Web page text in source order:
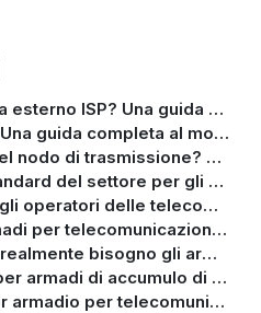
Che cos'è un armadio da esterno ISP? Una guida completa per le reti in fibra e a banda larga
Cos'è un indirizzo MIB? Una guida completa al monitoraggio SNMP per apparecchiature di telecomunicazioni esterne
Che cos'è un armadio del nodo di trasmissione? Componenti, applicazioni e guida alla progettazione
Perché RAL7035 è lo standard del settore per gli armadi per telecomunicazioni e accumulo di energia per esterni
In che modo l'FSU aiuta gli operatori delle telecomunicazioni a risparmiare ogni anno milioni sui costi dell'elettricità: spiegazione del risparmio energetico basato sull'intelligenza artificiale e della manutenzione predittiva (Approfondimenti 2026)
SMPS integrati negli armadi per telecomunicazioni: funzioni, design e vantaggi
Di quale grado IP hanno realmente bisogno gli armadi per telecomunicazioni da esterno?
Saldatura della lamiera per armadi di accumulo di energia: processi, qualità della saldatura e controllo strutturale
Come scegliere il miglior armadio per telecomunicazioni da esterno per le tue effettive esigenze applicative